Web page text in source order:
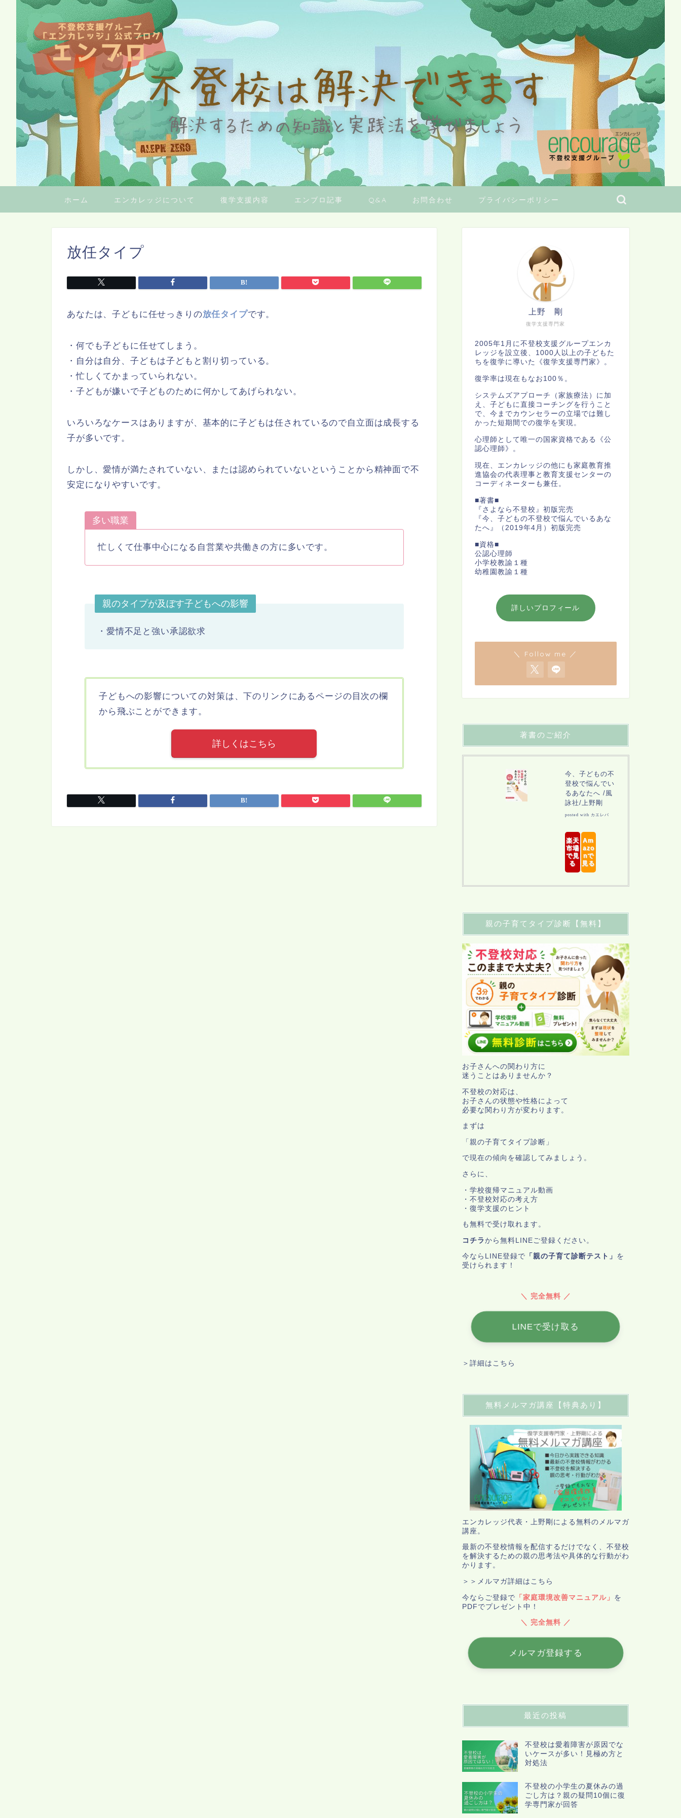
ホーム エンカレッジについて 復学支援内容 エンブロ記事 Q&A お問合わせ プライバシーポリシー
放任タイプ
あなたは、子どもに任せっきりの放任タイプです。
・何でも子どもに任せてしまう。
・自分は自分、子どもは子どもと割り切っている。
・忙しくてかまっていられない。
・子どもが嫌いで子どものために何かしてあげられない。
いろいろなケースはありますが、基本的に子どもは任されているので自立面は成長する
子が多いです。
しかし、愛情が満たされていない、または認められていないということから精神面で不
安定になりやすいです。
多い職業
忙しくて仕事中心になる自営業や共働きの方に多いです。
親のタイプが及ぼす子どもへの影響
・愛情不足と強い承認欲求
子どもへの影響についての対策は、下のリンクにあるページの目次の欄
から飛ぶことができます。
詳しくはこちら
復学支援専門家
上野 剛
2005年1月に不登校支援グループエンカ
レッジを設立後、1000人以上の子どもた
ちを復学に導いた《復学支援専門家》。
復学率は現在もなお100％。
システムズアプローチ（家族療法）に加
え、子どもに直接コーチングを行うこと
で、今までカウンセラーの立場では難し
かった短期間での復学を実現。
心理師として唯一の国家資格である《公
認心理師》。
現在、エンカレッジの他にも家庭教育推
進協会の代表理事と教育支援センターの
コーディネーターも兼任。
■著書■
『さよなら不登校』初版完売
『今、子どもの不登校で悩んでいるあな
たへ』（2019年4月）初版完売
■資格■
公認心理師
小学校教諭１種
幼稚園教諭１種
詳しいプロフィール
＼ Follow me ／
著書のご紹介
今、子どもの不
登校で悩んでい
るあなたへ /風
詠社/上野剛
posted with カエレバ
楽天
市場
で見
る
Am
azo
nで
見る
親の子育てタイプ診断【無料】
お子さんへの関わり方に
迷うことはありませんか？
不登校の対応は、
お子さんの状態や性格によって
必要な関わり方が変わります。
まずは
「親の子育てタイプ診断」
で現在の傾向を確認してみましょう。
さらに、
・学校復帰マニュアル動画
・不登校対応の考え方
・復学支援のヒント
も無料で受け取れます。
コチラ から無料LINEご登録ください。
今ならLINE登録で 「親の子育て診断テスト」 を
受けられます！
＼ 完全無料 ／
LINEで受け取る
＞詳細はこちら
無料メルマガ講座【特典あり】
エンカレッジ代表・上野剛による無料のメルマガ
講座。
最新の不登校情報を配信するだけでなく、不登校
を解決するための親の思考法や具体的な行動がわ
かります。
＞＞メルマガ詳細はこちら
今ならご登録で 「家庭環境改善マニュアル」 を
PDFでプレゼント中！
＼ 完全無料 ／
メルマガ登録する
最近の投稿
不登校は愛着障害が原因でな
いケースが多い！見極め方と
対処法
不登校の小学生の夏休みの過
ごし方は？親の疑問10個に復
学専門家が回答